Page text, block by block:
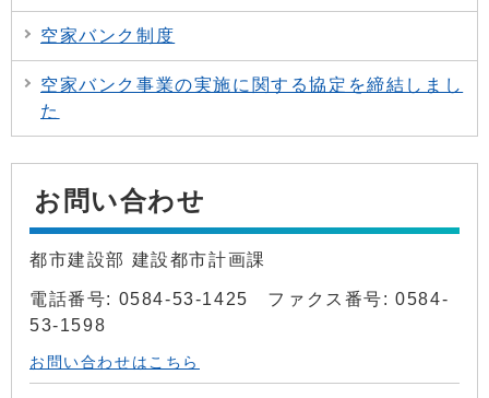
空家バンク制度
空家バンク事業の実施に関する協定を締結しまし
た
お問い合わせ
都市建設部 建設都市計画課
電話番号: 0584-53-1425 ファクス番号: 0584-
53-1598
お問い合わせはこちら